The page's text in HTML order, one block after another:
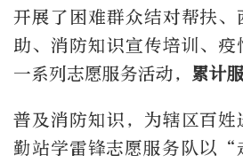
开展了困难群众结对帮扶、
助、消防知识宣传培训、
一系列志愿服务活动， 累计
普及消防知识，为辖区百
勤站学雷锋志愿服务队以“